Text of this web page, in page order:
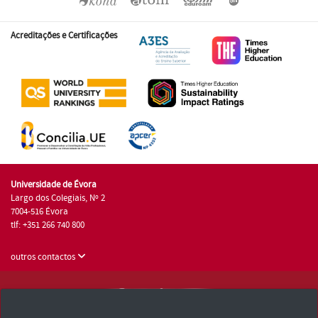
Acreditações e Certificações
Universidade de Évora
Largo dos Colegiais, Nº 2
7004-516 Évora
tlf: +351 266 740 800
outros contactos